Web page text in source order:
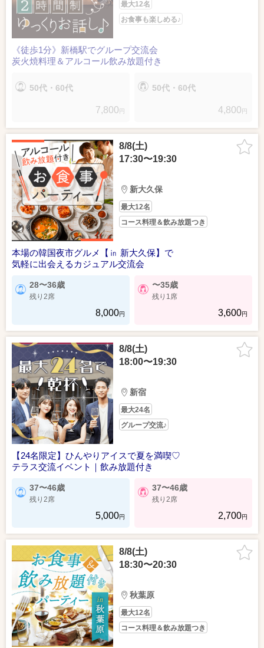
最大12名
お食事も楽しめる♪
《徒歩1分》新橋駅でグループ交流会
炭火焼料理＆アルコール飲み放題付き
50代・60代
7,800 円
50代・60代
4,800 円
8/8(土)
17:30〜19:30
新大久保
最大12名
コース料理＆飲み放題つき
本場の韓国夜市グルメ【㏌ 新大久保】で
気軽に出会えるカジュアル交流会
28〜36歳
残り2席
8,000円
〜35歳
残り1席
3,600円
8/8(土)
18:00〜19:30
新宿
最大24名
グループ交流♪
【24名限定】ひんやりアイスで夏を満喫♡
テラス交流イベント｜飲み放題付き
37〜46歳
残り2席
5,000円
37〜46歳
残り2席
2,700円
8/8(土)
18:30〜20:30
秋葉原
最大12名
コース料理＆飲み放題つき